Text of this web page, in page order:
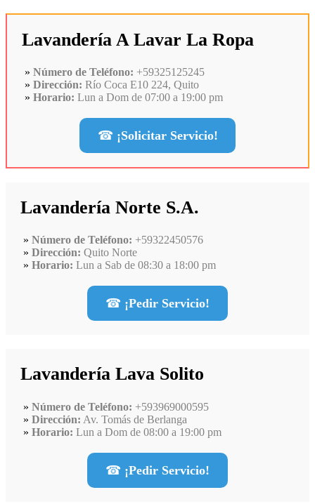
Lavandería A Lavar La Ropa
Número de Teléfono: +59325125245
Dirección: Río Coca E10 224, Quito
Horario: Lun a Dom de 07:00 a 19:00 pm
☎ ¡Solicitar Servicio!
Lavandería Norte S.A.
Número de Teléfono: +59322450576
Dirección: Quito Norte
Horario: Lun a Sab de 08:30 a 18:00 pm
☎ ¡Pedir Servicio!
Lavandería Lava Solito
Número de Teléfono: +593969000595
Dirección: Av. Tomás de Berlanga
Horario: Lun a Dom de 08:00 a 19:00 pm
☎ ¡Pedir Servicio!